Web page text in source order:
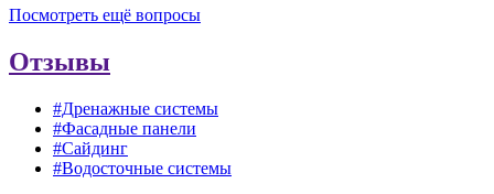
Посмотреть ещё вопросы
Отзывы
#Дренажные системы
#Фасадные панели
#Сайдинг
#Водосточные системы